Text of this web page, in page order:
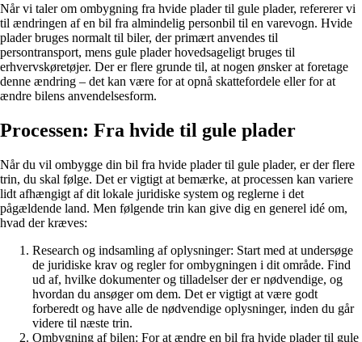
Når vi taler om ombygning fra hvide plader til gule plader, refererer vi
til ændringen af en bil fra almindelig personbil til en varevogn. Hvide
plader bruges normalt til biler, der primært anvendes til
persontransport, mens gule plader hovedsageligt bruges til
erhvervskøretøjer. Der er flere grunde til, at nogen ønsker at foretage
denne ændring – det kan være for at opnå skattefordele eller for at
ændre bilens anvendelsesform.
Processen: Fra hvide til gule plader
Når du vil ombygge din bil fra hvide plader til gule plader, er der flere
trin, du skal følge. Det er vigtigt at bemærke, at processen kan variere
lidt afhængigt af dit lokale juridiske system og reglerne i det
pågældende land. Men følgende trin kan give dig en generel idé om,
hvad der kræves:
Research og indsamling af oplysninger: Start med at undersøge
de juridiske krav og regler for ombygningen i dit område. Find
ud af, hvilke dokumenter og tilladelser der er nødvendige, og
hvordan du ansøger om dem. Det er vigtigt at være godt
forberedt og have alle de nødvendige oplysninger, inden du går
videre til næste trin.
Ombygning af bilen: For at ændre en bil fra hvide plader til gule